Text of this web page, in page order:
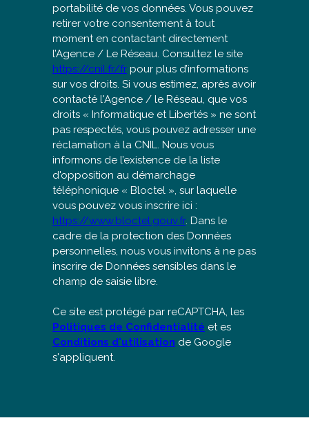
portabilité de vos données. Vous pouvez
retirer votre consentement à tout
moment en contactant directement
l’Agence / Le Réseau. Consultez le site
https://cnil.fr/fr pour plus d’informations
sur vos droits. Si vous estimez, après avoir
contacté l'Agence / le Réseau, que vos
droits « Informatique et Libertés » ne sont
pas respectés, vous pouvez adresser une
réclamation à la CNIL. Nous vous
informons de l’existence de la liste
d'opposition au démarchage
téléphonique « Bloctel », sur laquelle
vous pouvez vous inscrire ici :
https://www.bloctel.gouv.fr. Dans le
cadre de la protection des Données
personnelles, nous vous invitons à ne pas
inscrire de Données sensibles dans le
champ de saisie libre.
Ce site est protégé par reCAPTCHA, les
Politiques de Confidentialité et es
Conditions d'utilisation de Google
s'appliquent.